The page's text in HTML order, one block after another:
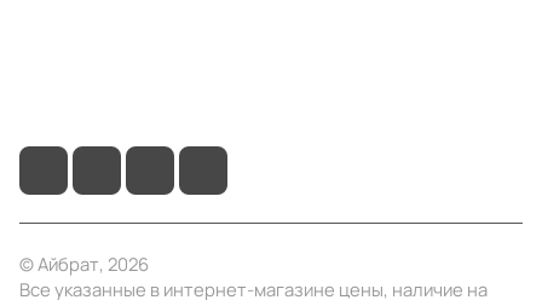
© Айбрат, 2026
Все указанные в интернет-магазине цены, наличие на